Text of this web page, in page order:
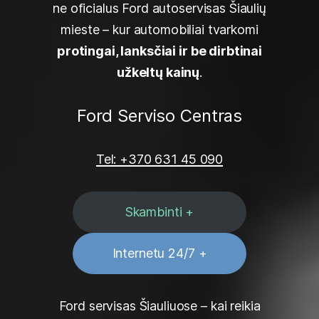
ne oficialus Ford autoservisas Šiaulių
mieste – kur automobiliai tvarkomi
protingai, lanksčiai ir be dirbtinai
užkeltų kainų.
Ford Serviso Centras
Tel: +370 631 45 090
Skambinti +
Internetu 24/7 +
Ford servisas Šiauliuose – kai reikia